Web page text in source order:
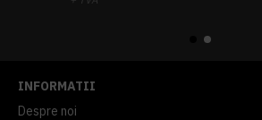
INFORMATII
Despre noi